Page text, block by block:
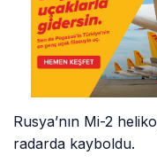
Rusya’nın Mi-2
radarda kayboldu.